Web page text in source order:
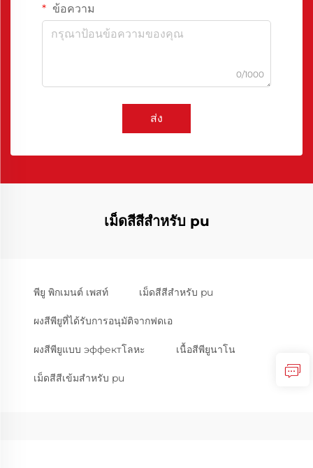
ข้อความ
0/1000
ส่ง
เม็ดสีสีสำหรับ pu
พียู พิกเมนต์ เพสท์ เม็ดสีสีสำหรับ pu
ผงสีพียูที่ได้รับการอนุมัติจากฟดเอ
ผงสีพียูแบบ эффектโลหะ เนื้อสีพียูนาโน
เม็ดสีสีเข้มสำหรับ pu